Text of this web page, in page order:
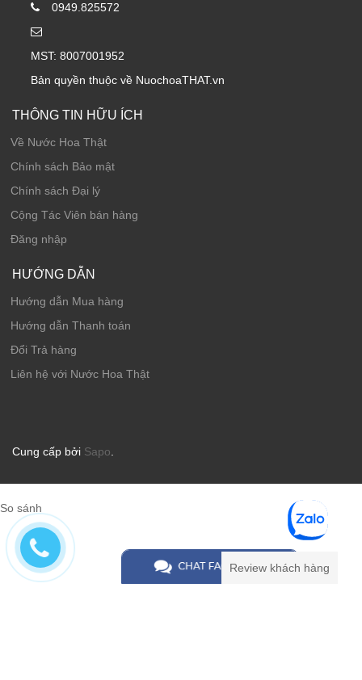
0949.825572
MST: 8007001952
Bản quyền thuộc về NuochoaTHAT.vn
THÔNG TIN HỮU ÍCH
Về Nước Hoa Thật
Chính sách Bảo mật
Chính sách Đại lý
Cộng Tác Viên bán hàng
Đăng nhập
HƯỚNG DẪN
Hướng dẫn Mua hàng
Hướng dẫn Thanh toán
Đổi Trả hàng
Liên hệ với Nước Hoa Thật
Cung cấp bởi Sapo.
So sánh
Review khách hàng